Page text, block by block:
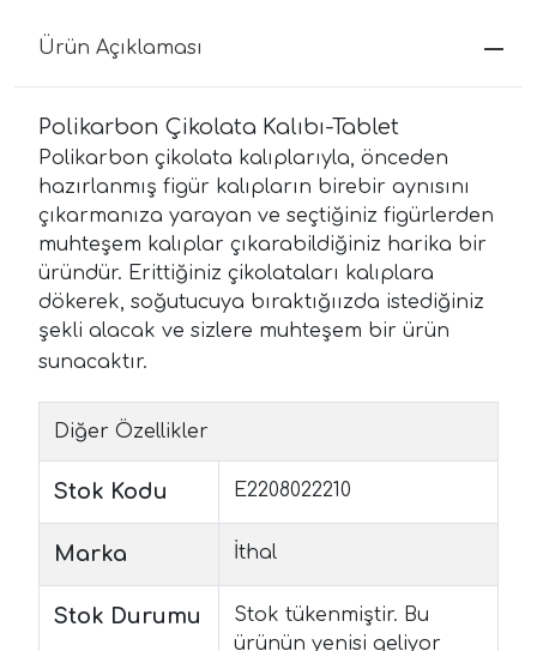
Ürün Açıklaması
Polikarbon Çikolata Kalıbı-Tablet
Polikarbon çikolata kalıplarıyla, önceden
hazırlanmış figür kalıpların birebir aynısını
çıkarmanıza yarayan ve seçtiğiniz figürlerden
muhteşem kalıplar çıkarabildiğiniz harika bir
üründür. Erittiğiniz çikolataları kalıplara
dökerek, soğutucuya bıraktığıızda istediğiniz
şekli alacak ve sizlere muhteşem bir ürün
sunacaktır.
Diğer Özellikler
Stok Kodu E2208022210
Marka İthal
Stok Durumu
Stok tükenmiştir. Bu
ürünün yenisi geliyor